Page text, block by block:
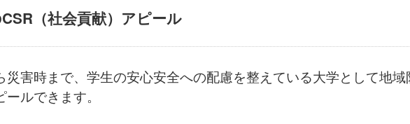
（社会貢献）アピール
災害時まで、学生の安心安全への配慮を整えている大学として地
ルできます。